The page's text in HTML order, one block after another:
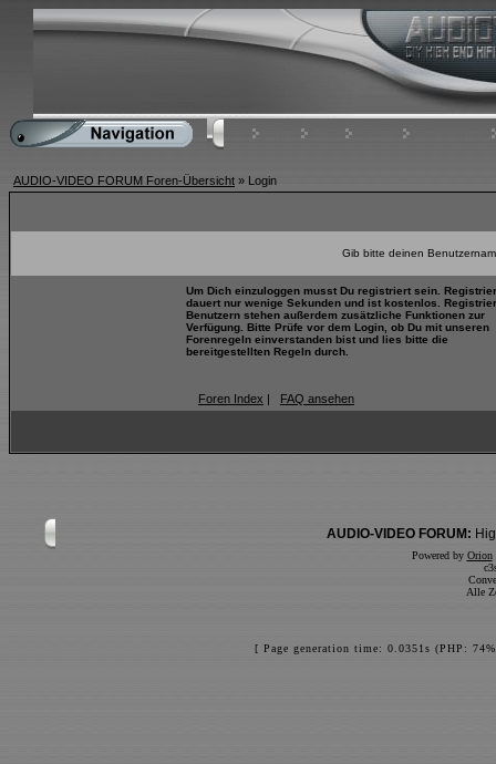
AUDIO-VIDEO FORUM Foren-Übersicht » Login
Gib bitte deinen
Um Dich einzuloggen musst Du registriert sein.
dauert nur wenige Sekunden und ist kostenlos.
Benutzern stehen außerdem zusätzliche Funktionen zur
Verfügung. Bitte Prüfe vor dem Login, ob Du mit unseren
Forenregeln einverstanden bist und lies bitte die
bereitgestellten Regeln durch.
Foren Index | FAQ ansehen
AUDIO-VIDEO FORUM:
Powered by Orion
Alle
[ Page generation time: 0.0351s (PHP: